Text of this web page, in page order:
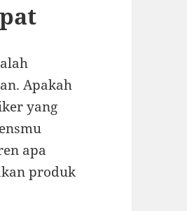
Apakah
yang
apa
produk